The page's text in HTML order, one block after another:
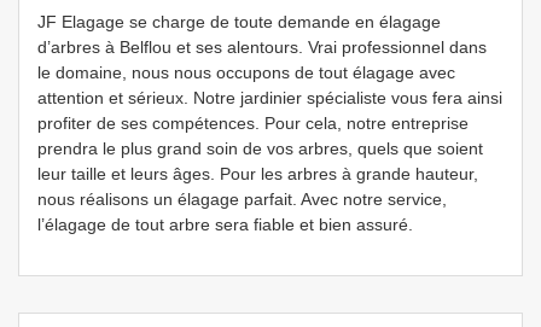
JF Elagage se charge de toute demande en élagage
d’arbres à Belflou et ses alentours. Vrai professionnel dans
le domaine, nous nous occupons de tout élagage avec
attention et sérieux. Notre jardinier spécialiste vous fera ainsi
profiter de ses compétences. Pour cela, notre entreprise
prendra le plus grand soin de vos arbres, quels que soient
leur taille et leurs âges. Pour les arbres à grande hauteur,
nous réalisons un élagage parfait. Avec notre service,
l’élagage de tout arbre sera fiable et bien assuré.